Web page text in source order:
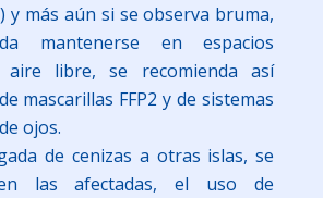
y más aún si se observa bruma,
mantenerse en espacios
aire libre, se recomienda así
mascarillas FFP2 y de sistemas
ojos.
de cenizas a otras islas, se
en las afectadas, el uso de